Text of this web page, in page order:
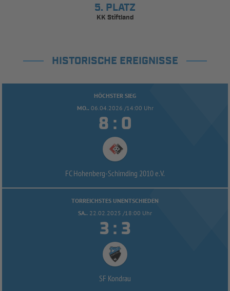
5. PLATZ
KK Stiftland
HISTORISCHE EREIGNISSE
HÖCHSTER SIEG
MO.. 06.04.2026 /14:00 Uhr
 : 
FC Hohenberg-Schirnding 2010 e.V.
TORREICHSTES UNENTSCHIEDEN
SA.. 22.02.2025 /18:00 Uhr
 : 
SF Kondrau